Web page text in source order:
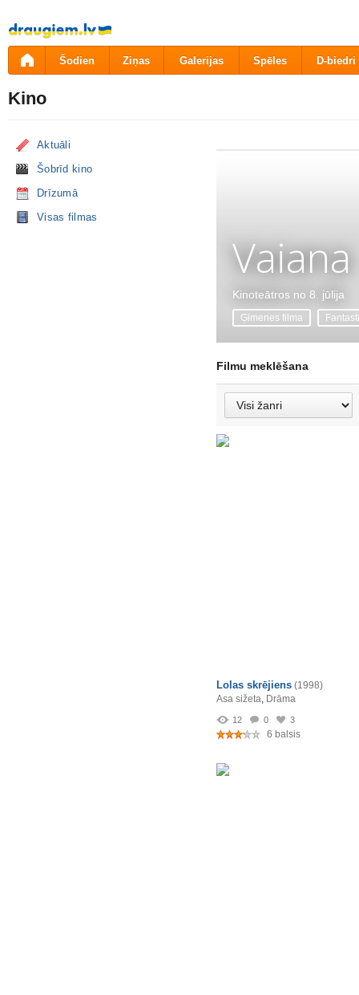
Pāriet
uz
saturu
Šodien Ziņas Galerijas Spēles D-biedri
Kino
Aktuāli
Šobrīd kino
Drīzumā
Visas filmas
Vaiana
Kinoteātros no 8. jūlija
Ģimenes filma
Filmu meklēšana
Lolas skrējiens (1998)
Asa sižeta, Drāma
12 0 3
6 balsis